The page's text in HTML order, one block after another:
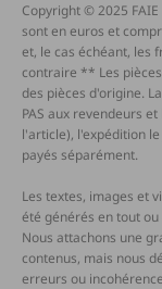
Copyright © 2025
sont en euros et
et, le cas échéant, les
contraire ** Les
des pièces d'origine.
PAS aux revendeurs
l'article), l'expédition
payés séparément.
Les textes, images et
été générés en tout
Nous attachons une
contenus, mais nous
erreurs ou